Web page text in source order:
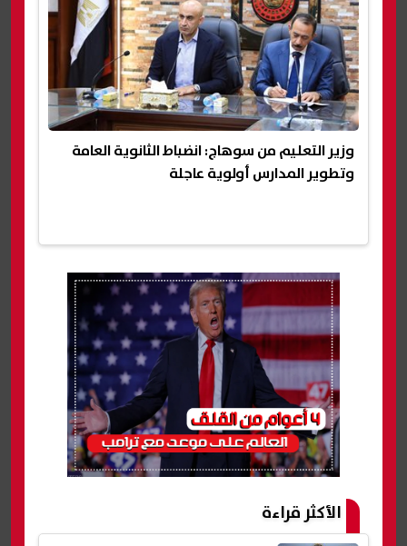
وزير التعليم من سوهاج: انضباط الثانوية العامة
وتطوير المدارس أولوية عاجلة
الأكثر قراءة